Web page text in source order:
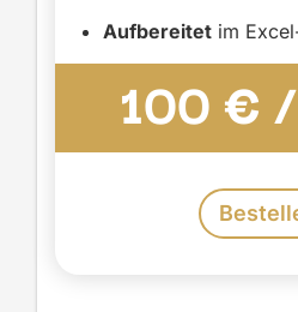
Aufbereitet im
100 € /